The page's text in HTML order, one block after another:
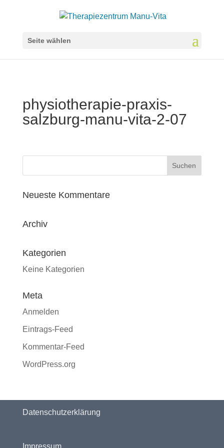
Seite wählen
physiotherapie-praxis-
salzburg-manu-vita-2-07
Neueste Kommentare
Archiv
Kategorien
Keine Kategorien
Meta
Anmelden
Eintrags-Feed
Kommentar-Feed
WordPress.org
Datenschutzerklärung
Impressum